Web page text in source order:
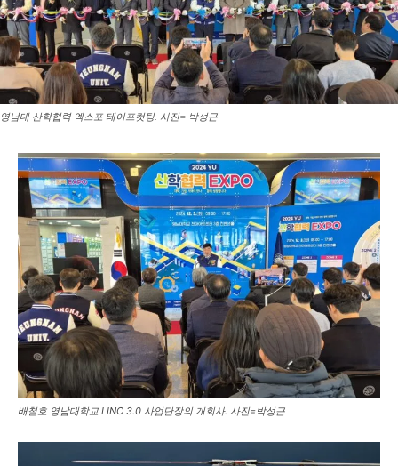
영남대 산학협력 엑스포 테이프컷팅. 사진= 박성근
배철호 영남대학교 LINC 3.0 사업단장의 개회사. 사진=박성근